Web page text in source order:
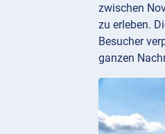
zwischen
zu erleben.
Besucher
ganzen